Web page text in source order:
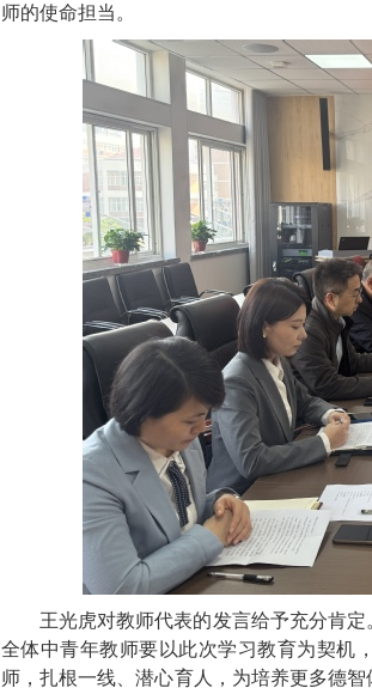
师的使命担当。
王光虎对教师代表的发言给予充分肯
全体中青年教师要以此次学习教育为契机
师，扎根一线、潜心育人，为培养更多德